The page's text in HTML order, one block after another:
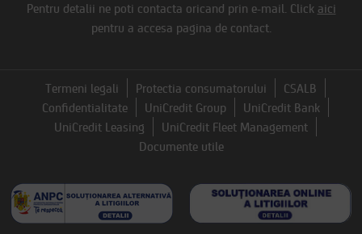
Pentru detalii ne poti contacta oricand prin e-mail. Click aici
pentru a accesa pagina de contact.
Termeni legali Protectia consumatorului
CSALB
Confidentialitate
UniCredit Group
UniCredit Bank
UniCredit Leasing
UniCredit Fleet Management
Documente utile